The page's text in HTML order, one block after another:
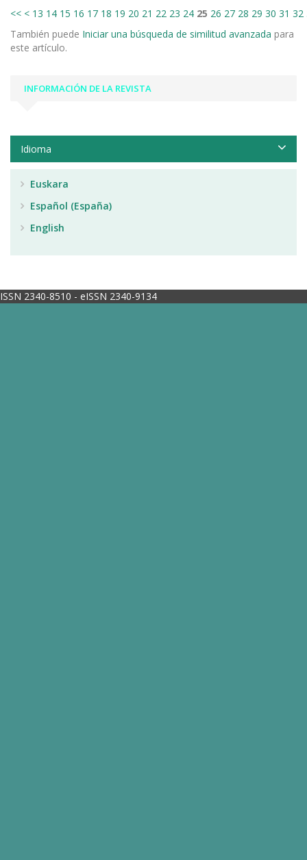
<< < 13 14 15 16 17 18 19 20 21 22 23 24 25 26 27 28 29 30 31 32
También puede Iniciar una búsqueda de similitud avanzada para
este artículo.
INFORMACIÓN DE LA REVISTA
Idioma
Euskara
Español (España)
English
ISSN 2340-8510 - eISSN 2340-9134